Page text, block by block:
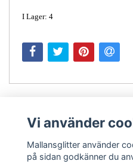
I Lager: 4
Vi använder
Mallansglitter använder
på sidan godkänner du